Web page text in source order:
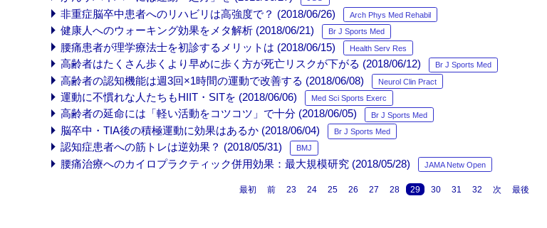
非重症脳卒中患者へのリハビリは高強度で？ (2018/06/26) Arch Phys Med Rehabil
健康人へのウォーキング効果をメタ解析 (2018/06/21) Br J Sports Med
腰痛患者が理学療法士を初診するメリットは (2018/06/15) Health Serv Res
高齢者はたくさん歩くより早めに歩く方が死亡リスクが下がる (2018/06/12) Br J Sports Med
高齢者の認知機能は週3回×1時間の運動で改善する (2018/06/08) Neurol Clin Pract
運動に不慣れな人たちもHIIT・SITを (2018/06/06) Med Sci Sports Exerc
高齢者の延命には「軽い活動をコツコツ」で十分 (2018/06/05) Br J Sports Med
脳卒中・TIA後の積極運動に効果はあるか (2018/06/04) Br J Sports Med
認知症患者への筋トレは逆効果？ (2018/05/31) BMJ
腰痛治療へのカイロプラクティック併用効果：最大規模研究 (2018/05/28) JAMA Netw Open
最初 前 23 24 25 26 27 28 29 30 31 32 次 最後